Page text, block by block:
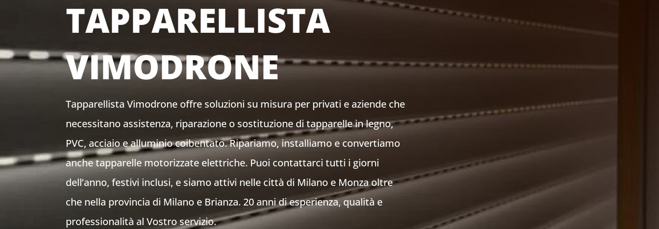
TAPPARELLISTA
VIMODRONE
Tapparellista Vimodrone offre soluzioni su misura per privati e aziende che
necessitano assistenza, riparazione o sostituzione di tapparelle in legno,
PVC, acciaio e alluminio coibentato. Ripariamo, installiamo e convertiamo
anche tapparelle motorizzate elettriche. Puoi contattarci tutti i giorni
dell’anno, festivi inclusi, e siamo attivi nelle città di Milano e Monza oltre
che nella provincia di Milano e Brianza. 20 anni di esperienza, qualità e
professionalità al Vostro servizio.